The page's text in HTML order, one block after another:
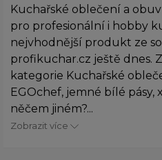
Kuchařské oblečení a
pro profesionální i hobby
nejvhodnější produkt ze
profikuchar.cz ještě dnes.
kategorie Kuchařské
EGOchef, jemné bílé pásy,
něčem jiném?...
Zobrazit více